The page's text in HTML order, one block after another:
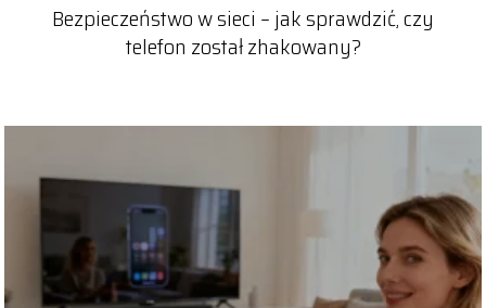
Bezpieczeństwo w sieci – jak sprawdzić, czy
telefon został zhakowany?